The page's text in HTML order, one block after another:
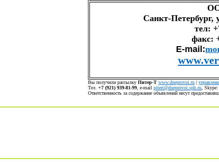
Санкт-Петербург,
тел:
факс:
E-mail:
Вы получили рассылку Питер-Т www.dneprovoi.ru |
Тел. +7 (921) 939-81-99 , е-mail pitert@dneprovoi.spb.ru , Skype:
Ответственность за содержание объявлений несут